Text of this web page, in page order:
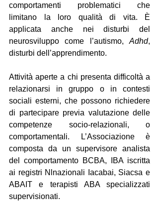
comportamenti problematici che
limitano la loro qualità di vita. È
applicata anche nei disturbi del
neurosviluppo come l’autismo, Adhd,
disturbi dell’apprendimento.
Attività aperte a chi presenta difficoltà a
relazionarsi in gruppo o in contesti
sociali esterni, che possono richiedere
di partecipare previa valutazione delle
competenze socio-relazionali, o
comportamentali. L’Associazione è
composta da un supervisore analista
del comportamento BCBA, IBA iscritta
ai registri Nlnazionali Iacabai, Siacsa e
ABAIT e terapisti ABA specializzati
supervisionati.